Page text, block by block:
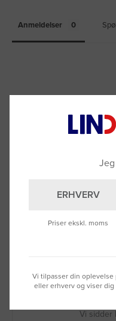
Anmeldelser
Vi sidder
ERHVERV
Priser ekskl. moms
Vi tilpasser din
eller erhverv og viser